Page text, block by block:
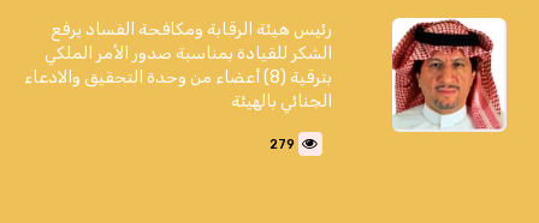
رئيس هيئة الرقابة ومكافحة الفساد يرفع
الشكر للقيادة بمناسبة صدور الأمر الملكي
بترقية (8) أعضاء من وحدة التحقيق والادعاء
الجنائي بالهيئة
279